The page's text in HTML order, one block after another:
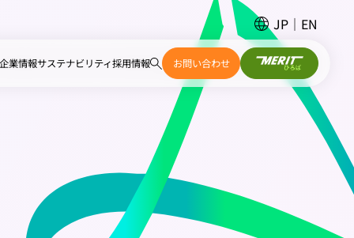
企業情報サステナビリティ採用情報 お問い合わせ
JP EN